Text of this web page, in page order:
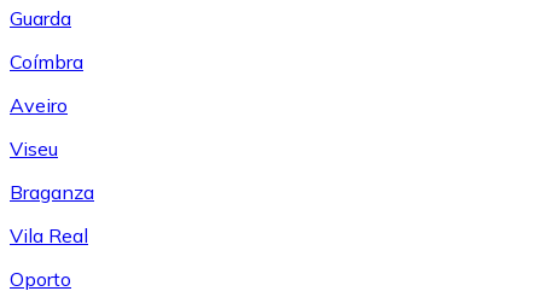
Guarda
Coímbra
Aveiro
Viseu
Braganza
Vila Real
Oporto